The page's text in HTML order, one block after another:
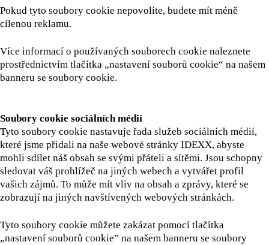
Pokud tyto soubory cookie nepovolíte, budete mít méně
cílenou reklamu.
Více informací o používaných souborech cookie naleznete
prostřednictvím tlačítka „nastavení souborů cookie“ na našem
banneru se soubory cookie.
Soubory cookie sociálních médií
Tyto soubory cookie nastavuje řada služeb sociálních médií,
které jsme přidali na naše webové stránky IDEXX, abyste
mohli sdílet náš obsah se svými přáteli a sítěmi. Jsou schopny
sledovat váš prohlížeč na jiných webech a vytvářet profil
vašich zájmů. To může mít vliv na obsah a zprávy, které se
zobrazují na jiných navštívených webových stránkách.
Tyto soubory cookie můžete zakázat pomocí tlačítka
„nastavení souborů cookie” na našem banneru se soubory